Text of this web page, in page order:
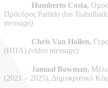
Humberto Costa,
Πρόεδρος Partido dos
message)
Chris Van Hollen,
(ΗΠΑ) (video message)
Jamaal Bowman,
(2021 – 2025), Δημοκρατικό